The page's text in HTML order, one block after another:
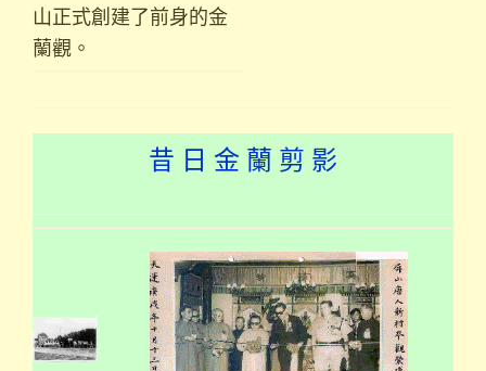
山正式創建了前身的金
蘭觀。
昔 日 金 蘭 剪 影